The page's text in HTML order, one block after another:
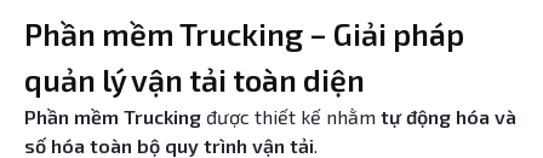
Phần mềm Trucking – Giải pháp
quản lý vận tải toàn diện
Phần mềm Trucking được thiết kế nhằm tự động hóa và
số hóa toàn bộ quy trình vận tải.